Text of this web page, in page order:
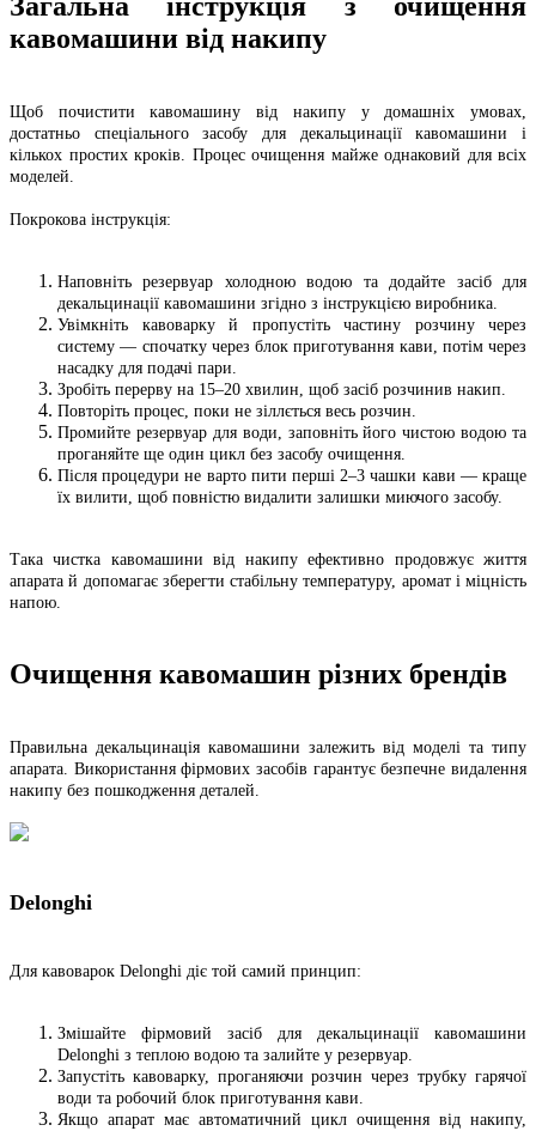
кавомашини від накипу
Щоб почистити кавомашину від накипу у домашніх умовах,
достатньо спеціального засобу для декальцинації кавомашини і
кількох простих кроків. Процес очищення майже однаковий для всіх
моделей.
Покрокова інструкція:
Наповніть резервуар холодною водою та додайте засіб для
декальцинації кавомашини згідно з інструкцією виробника.
Увімкніть кавоварку й пропустіть частину розчину через
систему — спочатку через блок приготування кави, потім через
насадку для подачі пари.
Зробіть перерву на 15–20 хвилин, щоб засіб розчинив накип.
Повторіть процес, поки не зіллється весь розчин.
Промийте резервуар для води, заповніть його чистою водою та
проганяйте ще один цикл без засобу очищення.
Після процедури не варто пити перші 2–3 чашки кави — краще
їх вилити, щоб повністю видалити залишки миючого засобу.
Така чистка кавомашини від накипу ефективно продовжує життя
апарата й допомагає зберегти стабільну температуру, аромат і міцність
напою.
Очищення кавомашин різних брендів
Правильна декальцинація кавомашини залежить від моделі та типу
апарата. Використання фірмових засобів гарантує безпечне видалення
накипу без пошкодження деталей.
Delonghi
Для кавоварок Delonghi діє той самий принцип:
Змішайте фірмовий засіб для декальцинації кавомашини
Delonghi з теплою водою та залийте у резервуар.
Запустіть кавоварку, проганяючи розчин через трубку гарячої
води та робочий блок приготування кави.
Якщо апарат має автоматичний цикл очищення від накипу,